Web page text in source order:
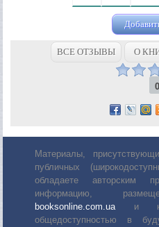
ВСЕ ОТЗЫВЫ О
0
Материалы,
публичных
обладаете авторским
информацию,
booksonline.com.uaи не
общедоступностью в